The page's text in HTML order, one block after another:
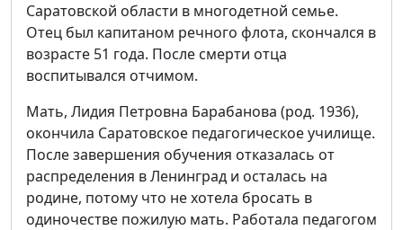
Саратовской области в многодетной семье.
Отец был капитаном речного флота, скончался в
возрасте 51 года. После смерти отца
воспитывался отчимом.
Мать, Лидия Петровна Барабанова (род. 1936),
окончила Саратовское педагогическое училище.
После завершения обучения отказалась от
распределения в Ленинград и осталась на
родине, потому что не хотела бросать в
одиночестве пожилую мать. Работала педагогом